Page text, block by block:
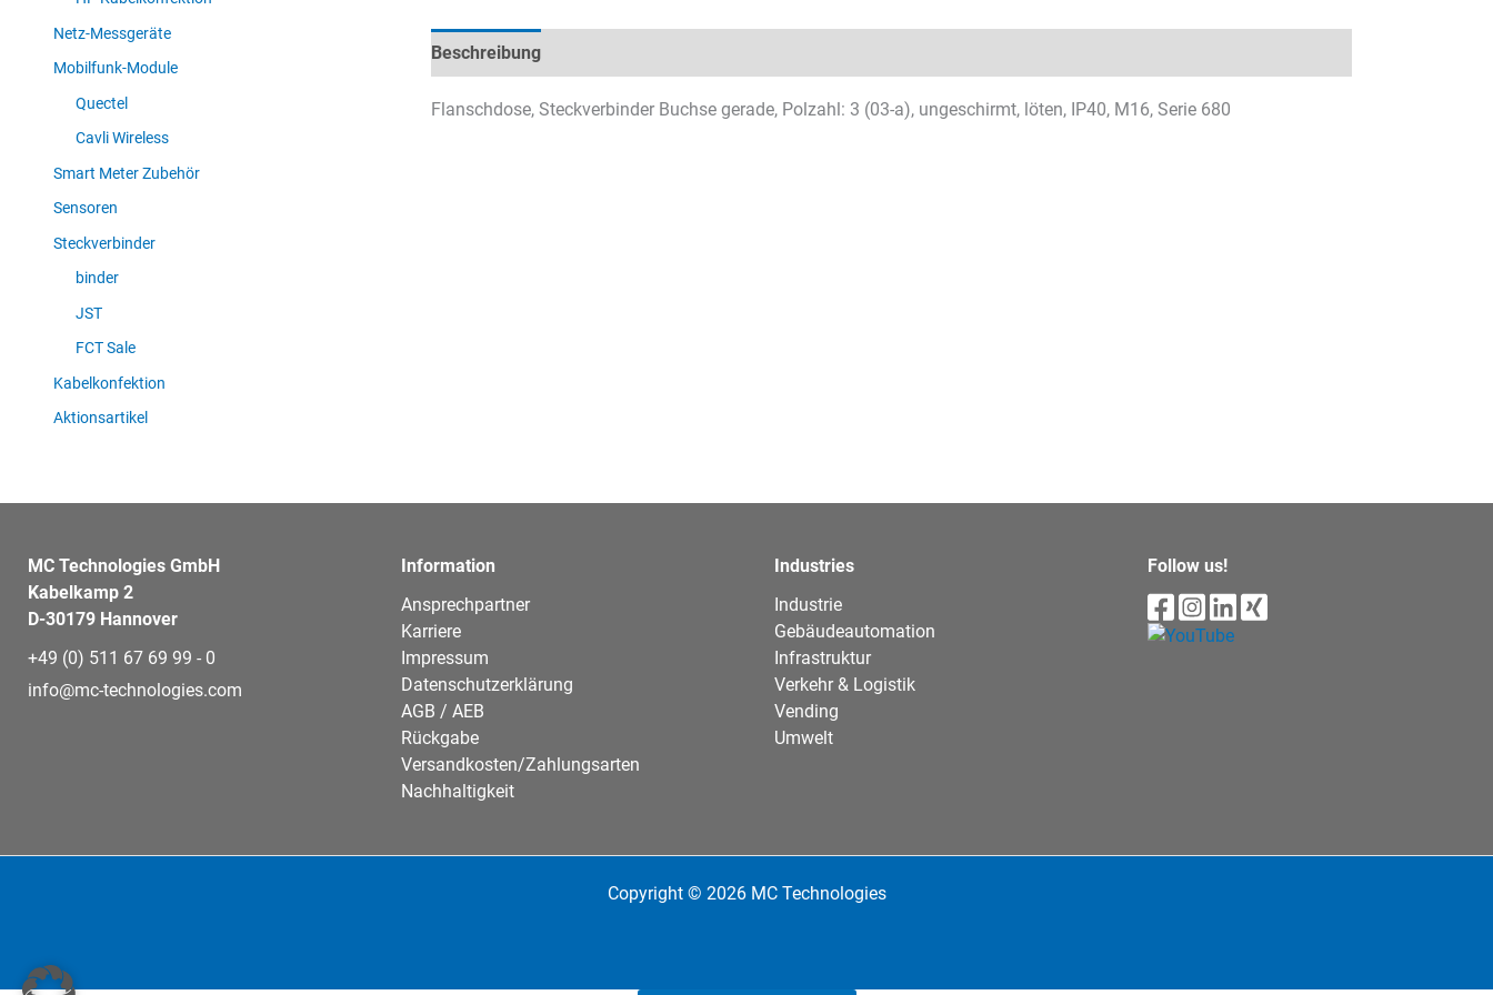
Netz-Messgeräte
Mobilfunk-Module
Quectel
Cavli Wireless
Smart Meter Zubehör
Sensoren
Steckverbinder
binder
JST
FCT Sale
Kabelkonfektion
Aktionsartikel
Beschreibung
Flanschdose, Steckverbinder Buchse gerade, Polzahl: 3 (03-a), ungeschirmt, löten, IP40, M16, Serie 680
MC Technologies GmbH
Kabelkamp 2
D-30179 Hannover
+49 (0) 511 67 69 99 - 0
info@mc-technologies.com
Information
Ansprechpartner
Karriere
Impressum
Datenschutzerklärung
AGB / AEB
Rückgabe
Versandkosten/Zahlungsarten
Nachhaltigkeit
Industries
Industrie
Gebäudeautomation
Infrastruktur
Verkehr & Logistik
Vending
Umwelt
Follow us!
Copyright © 2026 MC Technologies